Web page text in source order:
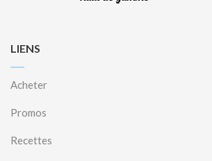
LIENS
Acheter
Promos
Recettes